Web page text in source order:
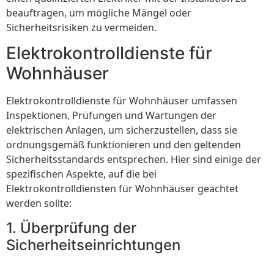
beauftragen, um mögliche Mängel oder
Sicherheitsrisiken zu vermeiden.
Elektrokontrolldienste für
Wohnhäuser
Elektrokontrolldienste für Wohnhäuser umfassen
Inspektionen, Prüfungen und Wartungen der
elektrischen Anlagen, um sicherzustellen, dass sie
ordnungsgemäß funktionieren und den geltenden
Sicherheitsstandards entsprechen. Hier sind einige der
spezifischen Aspekte, auf die bei
Elektrokontrolldiensten für Wohnhäuser geachtet
werden sollte:
1. Überprüfung der
Sicherheitseinrichtungen